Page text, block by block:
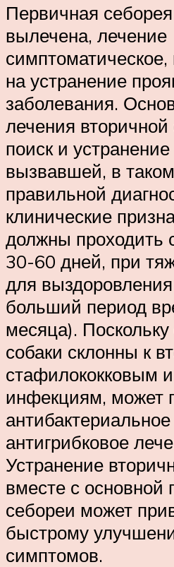
Первичная
вылечена, лечение
на устранение
заболевания.
лечения вторичной
поиск и
вызвавшей, в
правильной
клинические
должны проходить
30-60 дней, при
для выздоровления
больший период
месяца).
собаки склонны к
стафилококковым
инфекциям, может
антигрибковое
Устранение
вместе с основной
себореи может
быстрому
симптомов.